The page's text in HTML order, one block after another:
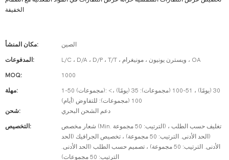
الخفيفة
مكان المنشأ: الصين
المدفوعات: L/C ، D/A ، D/P ، T/T ، ويسترن يونيون ، مونيغرام ، OA
MOQ: 1000
مهلة:
1-50 (مجموعات): 30 (يومًا) ، 51-100 (مجموعات): 35 (يومًا) ،>
100 (مجموعات): للتفاوض (أيام)
شحن:
دعم الشحن البحري
التخصيص:
شعار مخصص (Min. الترتيب: 50 مجموعة) ، تغليف حسب الطلب
(الحد الأدنى. الترتيب: 50 مجموعة) ، تخصيص الجرافيك (الحد
الأدنى. الترتيب: 50 مجموعة) ، تصميم حسب الطلب (الحد الأدنى.
الترتيب: 50 مجموعات)